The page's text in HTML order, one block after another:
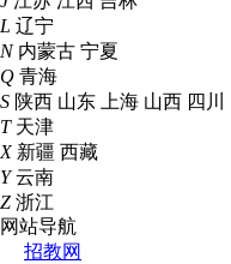
L 辽宁
N 内蒙古 宁夏
Q 青海
S 陕西 山东 上海 山西 四川
T 天津
X 新疆 西藏
Y 云南
Z 浙江
网站导航
招教网